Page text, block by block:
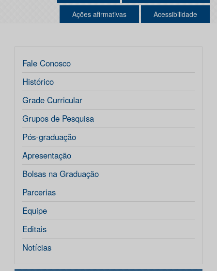
Ações afirmativas Acessibilidade
Fale Conosco
Histórico
Grade Curricular
Grupos de Pesquisa
Pós-graduação
Apresentação
Bolsas na Graduação
Parcerias
Equipe
Editais
Notícias